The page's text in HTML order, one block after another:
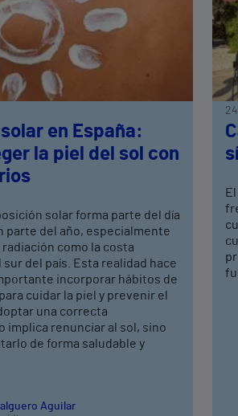
en España:
la piel del sol con
solar forma parte del día
parte del año, especialmente
como la costa
del país. Esta realidad hace
incorporar hábitos de
cuidar la piel y prevenir el
una correcta
implica renunciar al sol, sino
de forma saludable y
Aguilar